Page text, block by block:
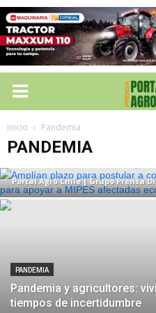
Inicio Pandemia
PANDEMIA
Amplían plazo para
convocatoria de
apoyar a MIPES
Portal Agro Chile | Grupo Prensa
PANDEMIA
Pandemia y agricultores:
tiempos de incertidumbre